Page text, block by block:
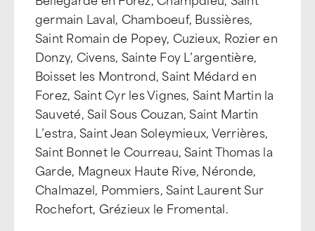
germain Laval, Chamboeuf, Bussières,
Saint Romain de Popey, Cuzieux, Rozier en
Donzy, Civens, Sainte Foy L’argentière,
Boisset les Montrond, Saint Médard en
Forez, Saint Cyr les Vignes, Saint Martin la
Sauveté, Sail Sous Couzan, Saint Martin
L’estra, Saint Jean Soleymieux, Verrières,
Saint Bonnet le Courreau, Saint Thomas la
Garde, Magneux Haute Rive, Néronde,
Chalmazel, Pommiers, Saint Laurent Sur
Rochefort, Grézieux le Fromental.